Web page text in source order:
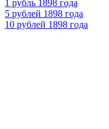
1 рубль 1898 года
5 рублей 1898 года
10 рублей 1898 года